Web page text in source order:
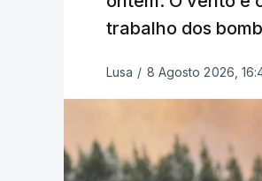
trabalho dos
Lusa / 8 Agosto 2026,